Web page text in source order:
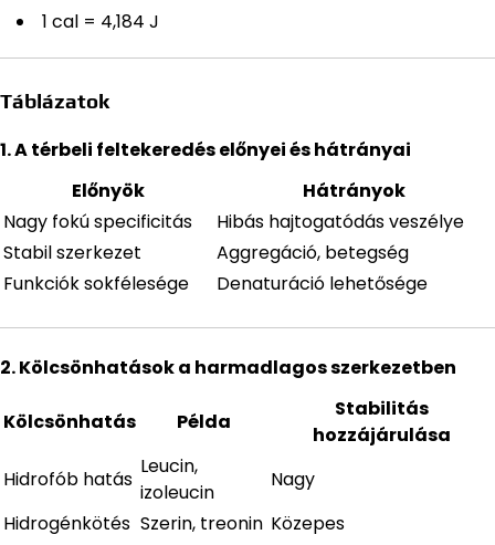
1 cal = 4,184 J
Táblázatok
1. A térbeli feltekeredés előnyei és hátrányai
Előnyök
Hátrányok
Nagy fokú specificitás
Hibás hajtogatódás veszélye
Stabil szerkezet
Aggregáció, betegség
Funkciók sokfélesége
Denaturáció lehetősége
2. Kölcsönhatások a harmadlagos szerkezetben
Kölcsönhatás Példa
Stabilitás
hozzájárulása
Hidrofób hatás
Leucin,
izoleucin
Nagy
Hidrogénkötés Szerin, treonin Közepes